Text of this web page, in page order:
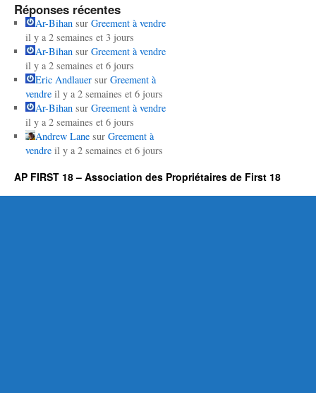
Réponses récentes
Ar-Bihansur Greement à vendre
il y a 2 semaines et 3 jours
Ar-Bihansur Greement à vendre
il y a 2 semaines et 6 jours
Eric Andlauersur Greement à
vendre il y a 2 semaines et 6 jours
Ar-Bihansur Greement à vendre
il y a 2 semaines et 6 jours
Andrew Lanesur Greement à
vendre il y a 2 semaines et 6 jours
AP FIRST 18 – Association des Propriétaires de First 18